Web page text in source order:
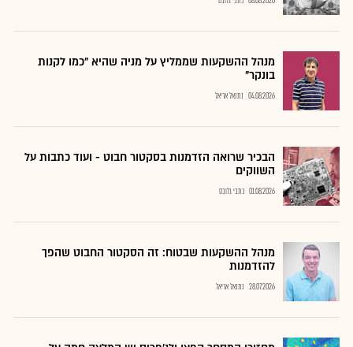
מנהל ההשקעות שממליץ על מניה שהיא "כמו לקנות
בונקר"
04.08.2026 נתנאל אריאל
הבכיר שרואה הזדמנות בסקטור חבוט - ועוד כתבות על
השווקים
01.08.2026 כתבי גלובס
מנהל ההשקעות שבטוח: זה הסקטור החבוט שהפך
להזדמנות
28.07.2026 נתנאל אריאל